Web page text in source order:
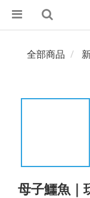
全部商品
母子鱷魚｜